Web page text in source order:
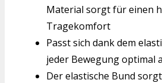
Material sorgt für einen
Tragekomfort
Passt sich dank dem
jeder Bewegung optimal
Der elastische Bund